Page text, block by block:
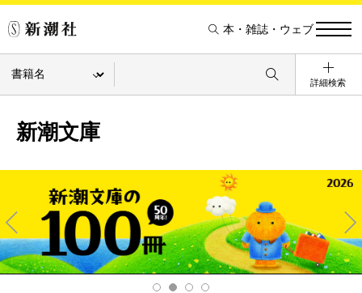
本・雑誌・ウェブ
詳細検索
新潮文庫
Pre
v
Ne
xt